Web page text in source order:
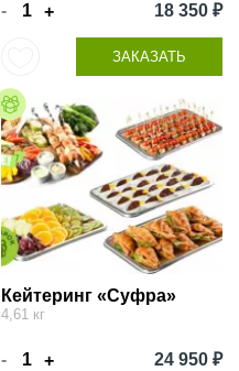
- + 18 350 ₽
ЗАКАЗАТЬ
Кейтеринг «Суфра»
4,61 кг
- + 24 950 ₽